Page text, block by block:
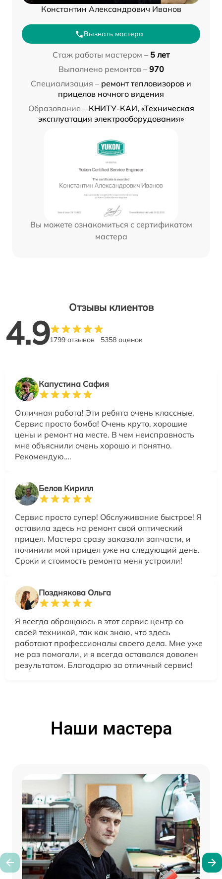
Константин Александрович Иванов
Вызвать мастера
Стаж работы мастером – 5 лет
Выполнено ремонтов – 970
Специализация – ремонт тепловизоров и
прицелов ночного видения
Образование – КНИТУ-КАИ, «Техническая
эксплуатация электрооборудования»
Вы можете ознакомиться с сертификатом
мастера
Отзывы клиентов
4.91799 отзывов 5358 оценок
Капустина Сафия
Отличная работа! Эти ребята очень классные.
Сервис просто бомба! Очень круто, хорошие
цены и ремонт на месте. В чем неисправность
мне объяснили очень хорошо и понятно.
Рекомендую….
Белов Кирилл
Сервис просто супер! Обслуживание быстрое! Я
оставила здесь на ремонт свой оптический
прицел. Мастера сразу заказали запчасти, и
починили мой прицел уже на следующий день.
Сроки и стоимость ремонта меня устроили!
Позднякова Ольга
Я всегда обращаюсь в этот сервис центр со
своей техникой, так как знаю, что здесь
работают профессионалы своего дела. Мне уже
не раз помогали, и я всегда оставался доволен
результатом. Благодарю за отличный сервис!
Наши мастера